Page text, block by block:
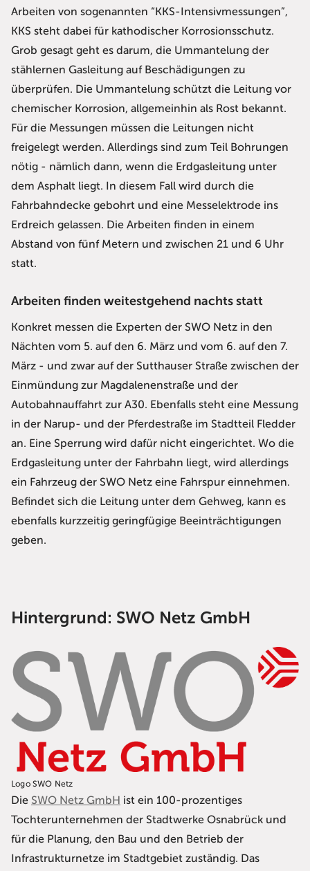
Arbeiten von sogenannten “KKS-Intensivmessungen”,
KKS steht dabei für kathodischer Korrosionsschutz.
Grob gesagt geht es darum, die Ummantelung der
stählernen Gasleitung auf Beschädigungen zu
überprüfen. Die Ummantelung schützt die Leitung vor
chemischer Korrosion, allgemeinhin als Rost bekannt.
Für die Messungen müssen die Leitungen nicht
freigelegt werden. Allerdings sind zum Teil Bohrungen
nötig - nämlich dann, wenn die Erdgasleitung unter
dem Asphalt liegt. In diesem Fall wird durch die
Fahrbahndecke gebohrt und eine Messelektrode ins
Erdreich gelassen. Die Arbeiten finden in einem
Abstand von fünf Metern und zwischen 21 und 6 Uhr
statt.
Arbeiten finden weitestgehend nachts statt
Konkret messen die Experten der SWO Netz in den
Nächten vom 5. auf den 6. März und vom 6. auf den 7.
März - und zwar auf der Sutthauser Straße zwischen der
Einmündung zur Magdalenenstraße und der
Autobahnauffahrt zur A30. Ebenfalls steht eine Messung
in der Narup- und der Pferdestraße im Stadtteil Fledder
an. Eine Sperrung wird dafür nicht eingerichtet. Wo die
Erdgasleitung unter der Fahrbahn liegt, wird allerdings
ein Fahrzeug der SWO Netz eine Fahrspur einnehmen.
Befindet sich die Leitung unter dem Gehweg, kann es
ebenfalls kurzzeitig geringfügige Beeinträchtigungen
geben.
Hintergrund: SWO Netz GmbH
Logo SWO Netz
Die SWO Netz GmbH ist ein 100-prozentiges
Tochterunternehmen der Stadtwerke Osnabrück und
für die Planung, den Bau und den Betrieb der
Infrastrukturnetze im Stadtgebiet zuständig. Das